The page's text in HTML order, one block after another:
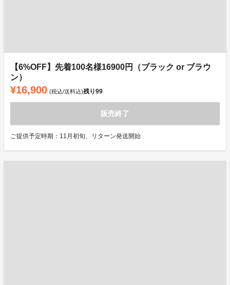
【6%OFF】先着100名様16900円（ブラック or ブラウ
ン）
¥16,900 (税込/送料込)残り99
販売終了
ご提供予定時期：11月初旬、リターン発送開始